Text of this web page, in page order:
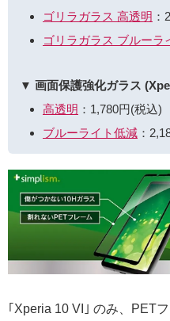
ゴリラガラス 高透明
ゴリラガラス ブルーラ
▼ 画面保護強化ガラス
高透明 ：1,780円(税込)
ブルーライト低減 ：
｢Xperia 10 VI｣ のみ、PET